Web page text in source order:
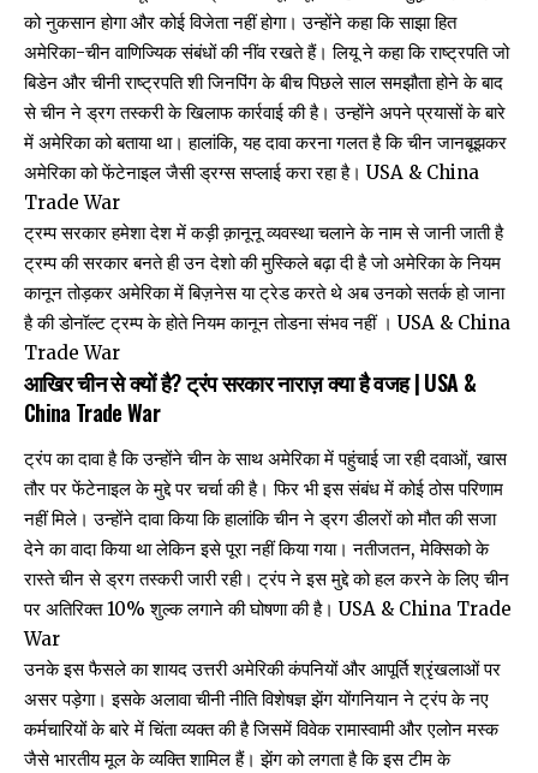
को नुकसान होगा और कोई विजेता नहीं होगा। उन्होंने कहा कि साझा हित
अमेरिका-चीन वाणिज्यिक संबंधों की नींव रखते हैं। लियू ने कहा कि राष्ट्रपति जो
बिडेन और चीनी राष्ट्रपति शी जिनपिंग के बीच पिछले साल समझौता होने के बाद
से चीन ने ड्रग तस्करी के खिलाफ कार्रवाई की है। उन्होंने अपने प्रयासों के बारे
में अमेरिका को बताया था। हालांकि, यह दावा करना गलत है कि चीन जानबूझकर
अमेरिका को फेंटेनाइल जैसी ड्रग्स सप्लाई करा रहा है। USA & China
Trade War
ट्रम्प सरकार हमेशा देश में कड़ी क़ानूनू व्यवस्था चलाने के नाम से जानी जाती है
ट्रम्प की सरकार बनते ही उन देशो की मुस्किले बढ़ा दी है जो अमेरिका के नियम
कानून तोड़कर अमेरिका में बिज़नेस या ट्रेड करते थे अब उनको सतर्क हो जाना
है की डोनॉल्ट ट्रम्प के होते नियम कानून तोडना संभव नहीं । USA & China
Trade War
आखिर चीन से क्यों है? ट्रंप सरकार नाराज़ क्या है वजह | USA &
China Trade War
ट्रंप का दावा है कि उन्होंने चीन के साथ अमेरिका में पहुंचाई जा रही दवाओं, खास
तौर पर फेंटेनाइल के मुद्दे पर चर्चा की है। फिर भी इस संबंध में कोई ठोस परिणाम
नहीं मिले। उन्होंने दावा किया कि हालांकि चीन ने ड्रग डीलरों को मौत की सजा
देने का वादा किया था लेकिन इसे पूरा नहीं किया गया। नतीजतन, मेक्सिको के
रास्ते चीन से ड्रग तस्करी जारी रही। ट्रंप ने इस मुद्दे को हल करने के लिए चीन
पर अतिरिक्त 10% शुल्क लगाने की घोषणा की है। USA & China Trade
War
उनके इस फैसले का शायद उत्तरी अमेरिकी कंपनियों और आपूर्ति श्रृंखलाओं पर
असर पड़ेगा। इसके अलावा चीनी नीति विशेषज्ञ झेंग योंगनियान ने ट्रंप के नए
कर्मचारियों के बारे में चिंता व्यक्त की है जिसमें विवेक रामास्वामी और एलोन मस्क
जैसे भारतीय मूल के व्यक्ति शामिल हैं। झेंग को लगता है कि इस टीम के